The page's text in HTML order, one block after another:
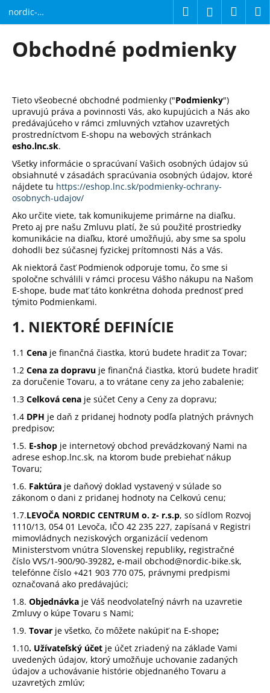
na
obsah
nordic- Hľadať
Obchodné podmienky
Tieto všeobecné obchodné podmienky ("Podmienky")
upravujú práva a povinnosti Vás, ako kupujúcich a Nás ako
predávajúceho v rámci zmluvných vzťahov uzavretých
prostredníctvom E-shopu na webových stránkach
esho.lnc.sk.
Všetky informácie o spracúvaní Vašich osobných údajov sú
obsiahnuté v zásadách spracúvania osobných údajov, ktoré
nájdete tu https://eshop.lnc.sk/podmienky-ochrany-
osobnych-udajov/
Ako určite viete, tak komunikujeme primárne na diaľku.
Preto aj pre našu Zmluvu platí, že sú použité prostriedky
komunikácie na diaľku, ktoré umožňujú, aby sme sa spolu
dohodli bez súčasnej fyzickej prítomnosti Nás a Vás.
Ak niektorá časť Podmienok odporuje tomu, čo sme si
spoločne schválili v rámci procesu Vášho nákupu na Našom
E-shope, bude mať táto konkrétna dohoda prednosť pred
týmito Podmienkami.
1. NIEKTORÉ DEFINÍCIE
1.1 Cena je finančná čiastka, ktorú budete hradiť za Tovar;
1.2 Cena za dopravu je finančná čiastka, ktorú budete hradiť
za doručenie Tovaru, a to vrátane ceny za jeho zabalenie;
1.3 Celková cena je súčet Ceny a Ceny za dopravu;
1.4 DPH je daň z pridanej hodnoty podľa platných právnych
predpisov;
1.5. E-shop je internetový obchod prevádzkovaný Nami na
adrese eshop.lnc.sk, na ktorom bude prebiehať nákup
Tovaru;
1.6. Faktúra je daňový doklad vystavený v súlade so
zákonom o dani z pridanej hodnoty na Celkovú cenu;
1.7.LEVOČA NORDIC CENTRUM o. z- r.s.p, so sídlom Rozvoj
1110/13, 054 01 Levoča, IČO 42 235 227, zapísaná v Registri
mimovládnych neziskových organizácií vedenom
Ministerstvom vnútra Slovenskej republiky, registračné
číslo VVS/1-900/90-39282, e-mail obchod@nordic-bike.sk,
telefónne číslo +421 903 770 075, právnymi predpismi
označovaná ako predávajúci;
1.8. Objednávka je Váš neodvolateľný návrh na uzavretie
Zmluvy o kúpe Tovaru s Nami;
1.9. Tovar je všetko, čo môžete nakúpiť na E-shope;
1.10. Užívateľský účet je účet zriadený na základe Vami
uvedených údajov, ktorý umožňuje uchovanie zadaných
údajov a uchovávanie histórie objednaného Tovaru a
uzavretých zmlúv;
o
p
o
t
r
e
b
u
j
e
t
e
n
á
j
s
ť
?
O
d
p
o
r
ú
č
a
m
e
NOHAVICE
CHAMPION
90
€
Pôvodne:
100